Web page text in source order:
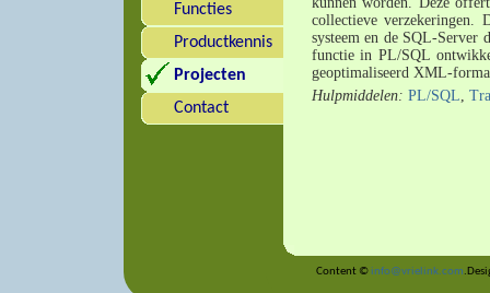
Functies
Productkennis
Projecten
Contact
collectieve verzekeringen.
systeem en de SQL-Server
functie in PL/SQL
geoptimaliseerd XML-
Hulpmiddelen: PL/SQL,
Content ©info@vrielink.com